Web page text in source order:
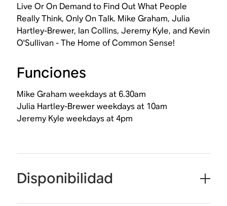
Live Or On Demand to Find Out What People
Really Think, Only On Talk. Mike Graham, Julia
Hartley-Brewer, Ian Collins, Jeremy Kyle, and Kevin
O'Sullivan - The Home of Common Sense!
Funciones
Mike Graham weekdays at 6.30am
Julia Hartley-Brewer weekdays at 10am
Jeremy Kyle weekdays at 4pm
Disponibilidad